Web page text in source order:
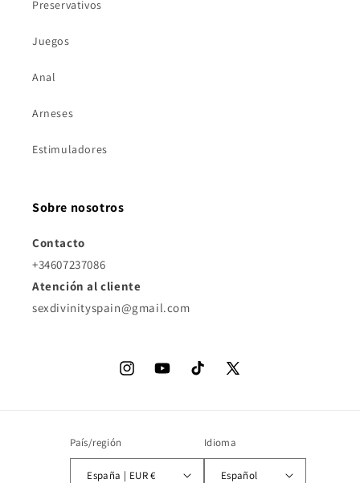
Preservativos
Juegos
Anal
Arneses
Estimuladores
Sobre nosotros
Contacto
+34607237086
Atención al cliente
sexdivinityspain@gmail.com
InstagramYouTubeTikTok
X
País/región
España | EUR €
Idioma
Español